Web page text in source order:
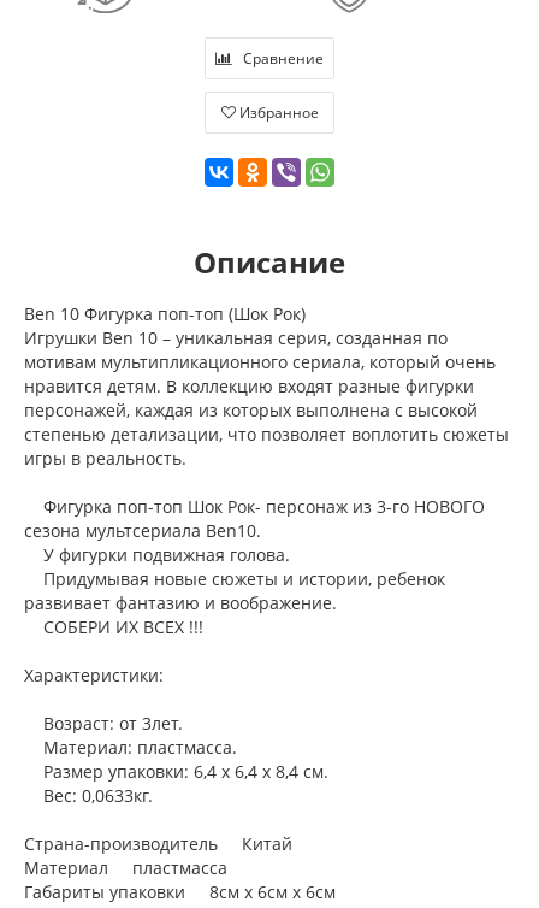
Сравнение
Избранное
Описание
Ben 10 Фигурка поп-топ (Шок Рок)
Игрушки Ben 10 – уникальная серия, созданная по
мотивам мультипликационного сериала, который очень
нравится детям. В коллекцию входят разные фигурки
персонажей, каждая из которых выполнена с высокой
степенью детализации, что позволяет воплотить сюжеты
игры в реальность.
Фигурка поп-топ Шок Рок- персонаж из 3-го НОВОГО
сезона мультсериала Ben10.
У фигурки подвижная голова.
Придумывая новые сюжеты и истории, ребенок
развивает фантазию и воображение.
СОБЕРИ ИХ ВСЕХ !!!
Характеристики:
Возраст: от 3лет.
Материал: пластмасса.
Размер упаковки: 6,4 х 6,4 х 8,4 см.
Вес: 0,0633кг.
Страна-производитель Китай
Материал пластмасса
Габариты упаковки 8см x 6см x 6см